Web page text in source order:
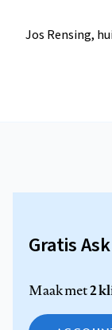
Jos Rensing,
Gratis
Maak met2